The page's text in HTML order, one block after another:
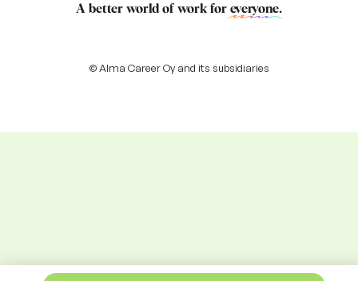
A better world of work for everyone.
© Alma Career Oy and its subsidiaries